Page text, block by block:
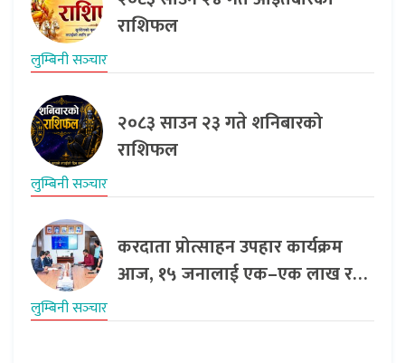
राशिफल
लुम्बिनी सञ्‍चार
२०८३ साउन २३ गते शनिबारको
राशिफल
लुम्बिनी सञ्‍चार
करदाता प्रोत्साहन उपहार कार्यक्रम
आज, १५ जनालाई एक–एक लाख र…
लुम्बिनी सञ्‍चार